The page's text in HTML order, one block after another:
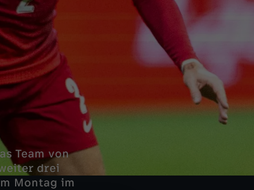
Team von
drei
Montag im